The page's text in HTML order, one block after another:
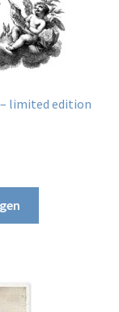
limited edition